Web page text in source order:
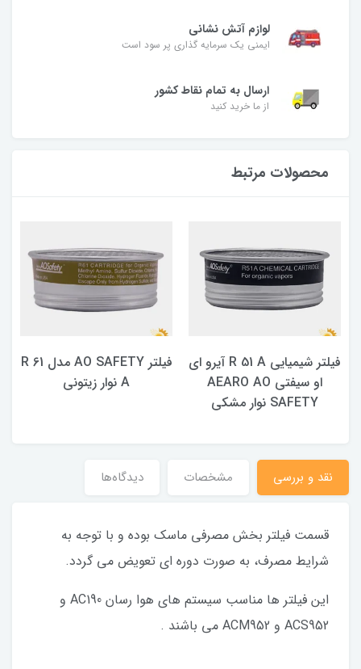
لوازم آتش نشانی
ایمنی یک سرمایه گذاری پر سود است
ارسال به تمام نقاط کشور
از ما خرید کنید
محصولات مرتبط
فیلتر شیمیایی R 51 A آیرو ای
او سیفتی AEARO AO
SAFETY نوار مشکی
فیلتر AO SAFETY مدل R 61
A نوار زیتونی
نقد و بررسی مشخصات دیدگاه‌ها
قسمت فیلتر بخش مصرفی ماسک بوده و با توجه به
شرایط مصرف، به صورت دوره ای تعویض می گردد.
این فیلتر ها مناسب سیستم های هوا رسان AC190 و
ACS952 و ACM952 می باشند .